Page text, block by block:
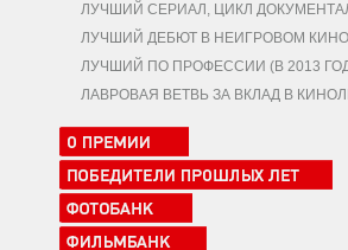
ЛУЧШИЙ СЕРИАЛ, ЦИКЛ
ЛУЧШИЙ ДЕБЮТ В НЕИГРОВОМ КИНО
ЛУЧШИЙ ПО ПРОФЕССИИ (В 2013
ЛАВРОВАЯ ВЕТВЬ ЗА ВКЛАД В